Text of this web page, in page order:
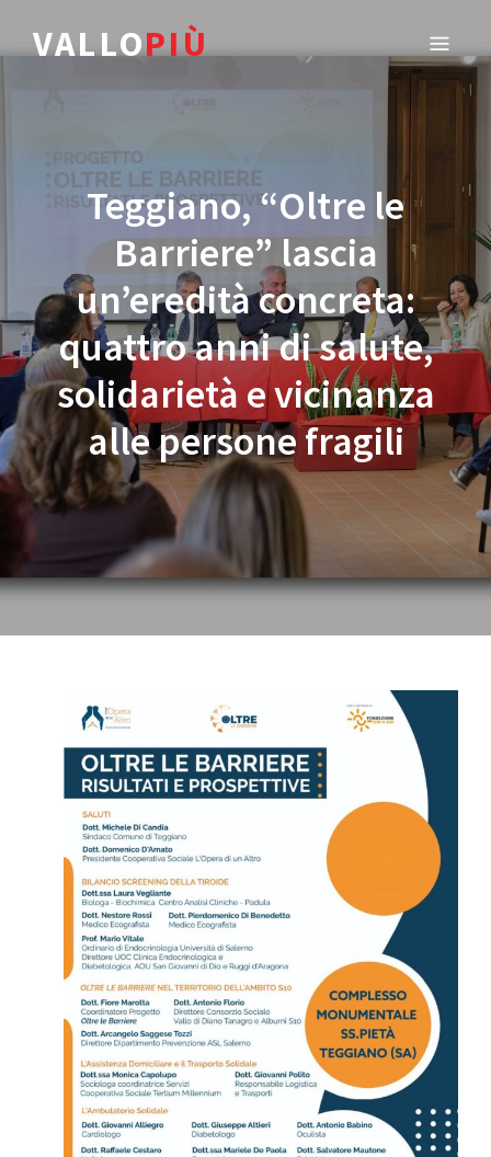
VALLOPIÙ
Teggiano, “Oltre le
Barriere” lascia
un’eredità concreta:
quattro anni di salute,
solidarietà e vicinanza
alle persone fragili